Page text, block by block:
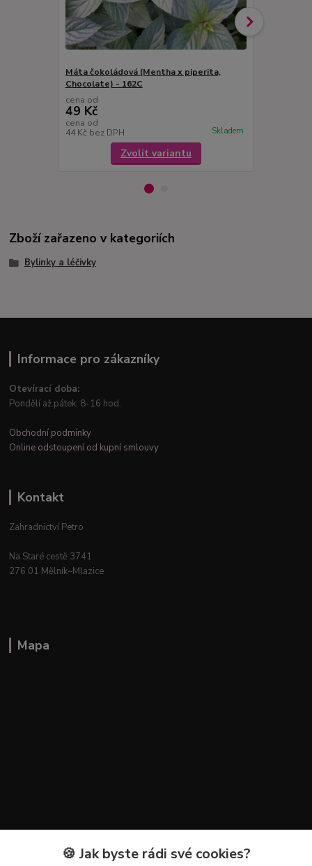
Máta čokoládová (Mentha x piperita,
Chocolate) - 162C
cena od
49 Kč
cena od
44 Kč bez DPH Skladem
Zvolit variantu
Zboží zařazeno v kategoriích
Bylinky a léčivky
Informace pro zákazníky
Otevírací doba:
Pondělí až pátek: 8-16 hod.
Obchodní podmínky
Online odstoupení od kupní smlouvy
Kontakt
Zahradnictví Petro
Na Staré cestě 3741
276 01 Mělník–Mlazice
Mapa
Kontakty🍪 Jak byste rádi své cookies?